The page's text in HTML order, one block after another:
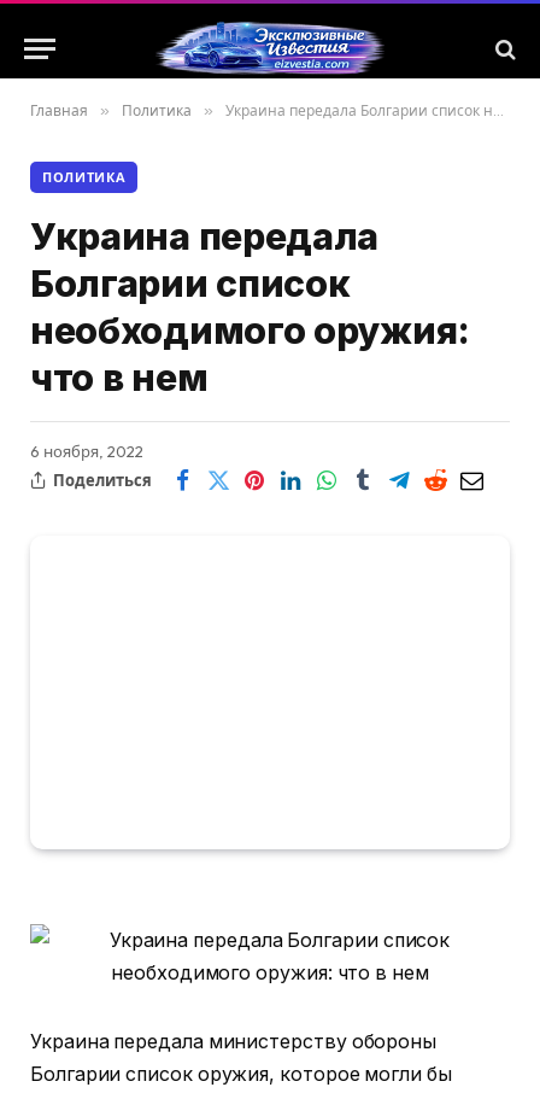
Главная » Политика » Украина передала Болгарии список необходимого оружия: что в нем
ПОЛИТИКА
Украина передала
Болгарии список
необходимого оружия:
что в нем
6 ноября, 2022
Поделиться
Украина передала министерству обороны
Болгарии список оружия, которое могли бы